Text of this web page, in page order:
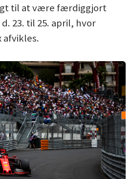
til at være færdiggjort
23. til 25. april, hvor
afvikles.